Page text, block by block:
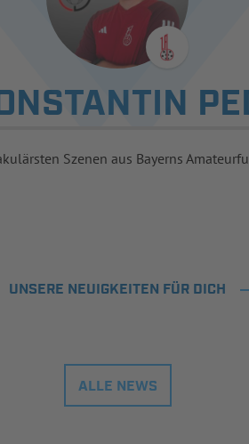
Szenen aus Bayerns
UNSERE NEUIGKEITEN FÜR DICH
ALLE NEWS